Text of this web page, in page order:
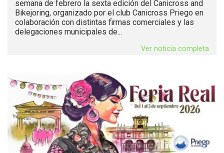
semana de febrero la sexta edición del Canicross and
Bikejoring, organizado por el club Canicross Priego en
colaboración con distintas firmas comerciales y las
delegaciones municipales de...
Ver noticia completa